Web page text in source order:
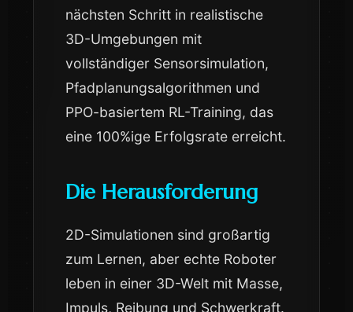
nächsten Schritt in realistische
3D-Umgebungen mit
vollständiger Sensorsimulation,
Pfadplanungsalgorithmen und
PPO-basiertem RL-Training, das
eine 100%ige Erfolgsrate erreicht.
Die Herausforderung
2D-Simulationen sind großartig
zum Lernen, aber echte Roboter
leben in einer 3D-Welt mit Masse,
Impuls, Reibung und Schwerkraft.